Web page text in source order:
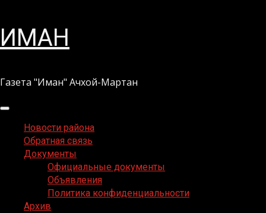
Перейти
кИМАН
Газета "Иман" Ачхой-Мартан
Основное
менюНовости района
Обратная связь
Документы
Официальные документы
Объявления
Политика конфиденциальности
Архив